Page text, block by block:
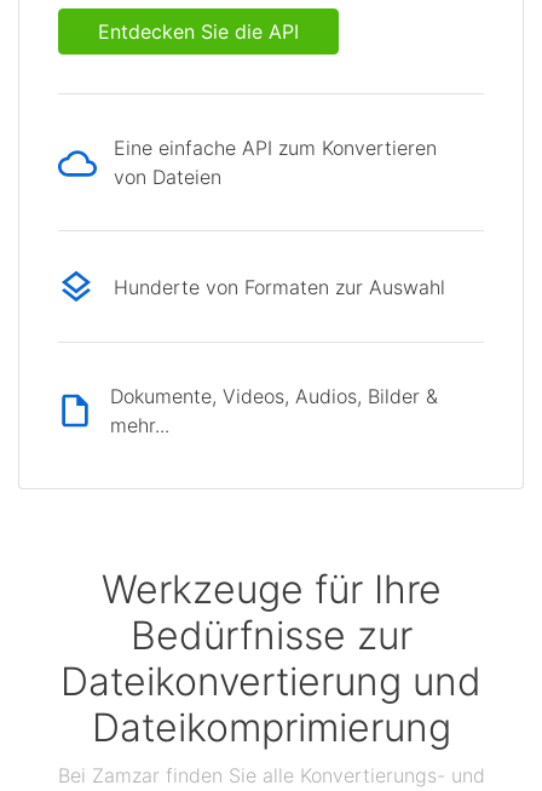
Entdecken Sie die API
Eine einfache API zum Konvertieren
von Dateien
Hunderte von Formaten zur Auswahl
Dokumente, Videos, Audios, Bilder &
mehr...
Werkzeuge für Ihre
Bedürfnisse zur
Dateikonvertierung und
Dateikomprimierung
Bei Zamzar finden Sie alle Konvertierungs- und